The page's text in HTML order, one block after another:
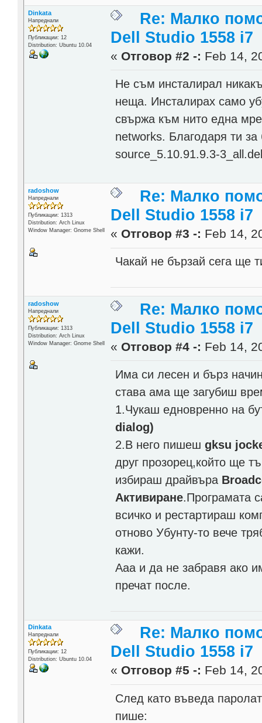
Dinkata
Напреднали
Публикации: 12
Distribution: Ubuntu 10.04
Re: Малко
Dell Studio 1558 i7
« Отговор #2 -: Feb 14,
Не съм инсталирал
неща. Инсталирах само
свържа към нито една
networks. Благодаря ти
source_5.10.91.9.3-
radoshow
Напреднали
Публикации: 1313
Distribution: Arch Linux
Window Manager: Gnome Shell
Re: Малко
Dell Studio 1558 i7
« Отговор #3 -: Feb 14,
Чакай не бързай сега ще
radoshow
Напреднали
Публикации: 1313
Distribution: Arch Linux
Window Manager: Gnome Shell
Re: Малко
Dell Studio 1558 i7
« Отговор #4 -: Feb 14,
Има си лесен и бърз
става ама ще загубиш
1.Чукаш едновренно на
dialog)
2.В него пишешgksu
друг прозорец,който ще
избираш драйвъра
Активиране.Програмата
всичко и рестартираш
отново Убунту-то вече
кажи.
Ааа и да не забравя ако
пречат после.
Dinkata
Напреднали
Публикации: 12
Distribution: Ubuntu 10.04
Re: Малко
Dell Studio 1558 i7
« Отговор #5 -: Feb 14,
След като въведа
пише: